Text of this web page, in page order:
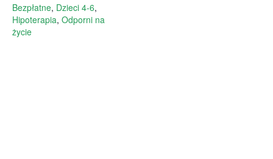
Bezpłatne, Dzieci 4-6,
Hipoterapia, Odporni na
życie